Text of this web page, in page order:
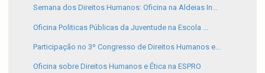
Semana dos Direitos Humanos: Oficina na Aldeias In...
Oficina Politicas Públicas da Juventude na Escola ...
Participação no 3º Congresso de Direitos Humanos e...
Oficina sobre Direitos Humanos e Ética na ESPRO